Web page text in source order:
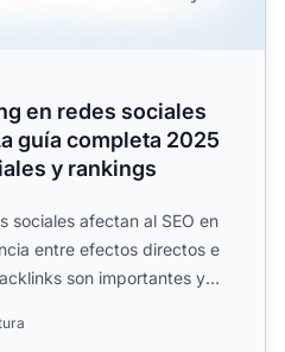
en redes sociales
guía completa 2025
y rankings
sociales afectan al SEO en
entre efectos directos e
son importantes y